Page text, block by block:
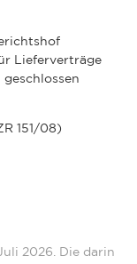
Lieferverträge
151/08)
2026. Die darin